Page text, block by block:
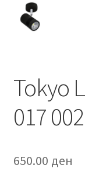
Tokyo
017
650.00 ден